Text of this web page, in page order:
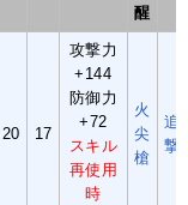
醒
20 17
攻撃力
+144
防御力
+72
スキル
再使用
時
火
尖
槍
追
撃